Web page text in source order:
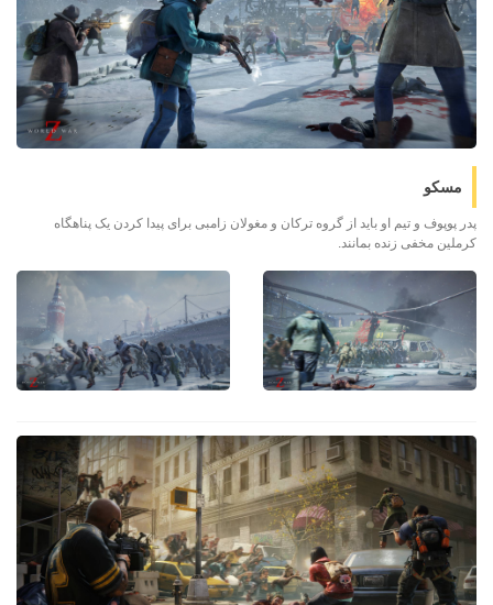
مسکو
پدر پوپوف و تیم او باید از گروه ترکان و مغولان زامبی برای پیدا کردن یک پناهگاه
کرملین مخفی زنده بمانند.